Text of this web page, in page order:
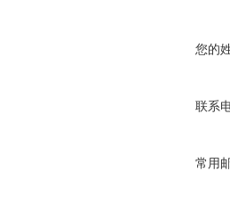
您的
联系
常用